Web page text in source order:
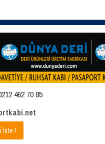
462 70 85
İste !